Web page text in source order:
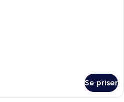
Se priser